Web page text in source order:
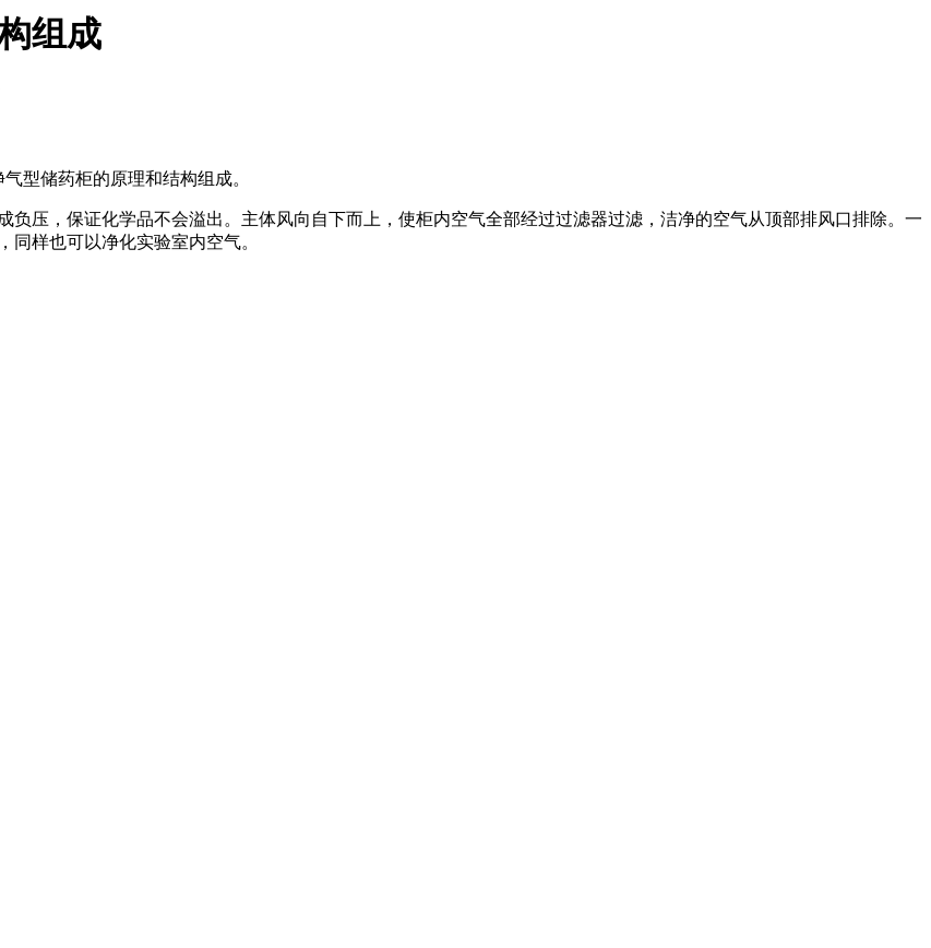
组成
型储药柜的原理和结构组成。
压，保证化学品不会溢出。主体风向自下而上，使柜内空气全部经过过滤器过滤，洁净的空气从顶部排风口排除。一
样也可以净化实验室内空气。